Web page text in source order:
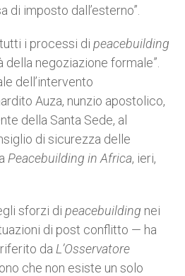
imposto dall’esterno”.
i processi di peacebuilding
della negoziazione formale”.
dell’intervento
Auza, nunzio apostolico,
della Santa Sede, al
di sicurezza delle
Peacebuilding in Africa, ieri,
sforzi di peacebuilding nei
di post conflitto — ha
da L’Osservatore
che non esiste un solo